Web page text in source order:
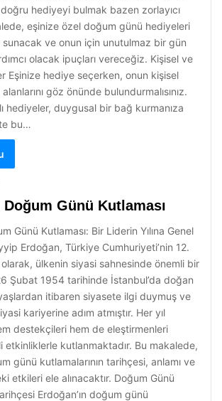
hediyeyi bulmak bazen zorlayıcı
eşinize özel doğum günü hediyeleri
sunacak ve onun için unutulmaz bir gün
olacak ipuçları vereceğiz. Kişisel ve
Eşinize hediye seçerken, onun kişisel
göz önünde bulundurmalısınız.
hediyeler, duygusal bir bağ kurmanıza
bu…
Doğum Günü Kutlaması
Günü Kutlaması: Bir Liderin Yılına Genel
Erdoğan, Türkiye Cumhuriyeti’nin 12.
olarak, ülkenin siyasi sahnesinde önemli bir
Şubat 1954 tarihinde İstanbul’da doğan
itibaren siyasete ilgi duymuş ve
kariyerine adım atmıştır. Her yıl
destekçileri hem de eleştirmenleri
etkinliklerle kutlanmaktadır. Bu makalede,
günü kutlamalarının tarihçesi, anlamı ve
etkileri ele alınacaktır. Doğum Günü
Erdoğan’ın doğum günü